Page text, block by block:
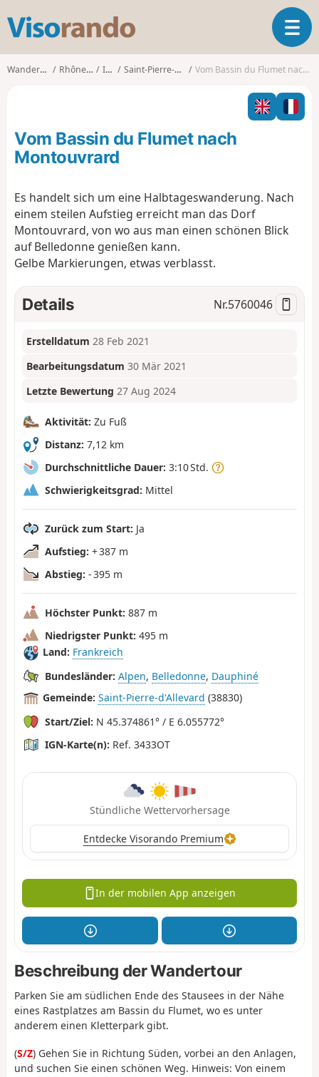
s
o
o
T
o
l
n
a
Wanderungen Rhône-Alpes Isère Saint-Pierre-d'Allevard Vom Bassin du Flumet nach Montouvrard
Vom Bassin du Flumet nach
Montouvrard
Es handelt sich um eine Halbtageswanderung. Nach
einem steilen Aufstieg erreicht man das Dorf
Montouvrard, von wo aus man einen schönen Blick
auf Belledonne genießen kann.
Gelbe Markierungen, etwas verblasst.
Details Nr.5760046
Erstelldatum 28 Feb 2021
Bearbeitungsdatum 30 Mär 2021
Letzte Bewertung 27 Aug 2024
Aktivität: Zu Fuß
Distanz: 7,12 km
Durchschnittliche Dauer: 3:10 Std.
Schwierigkeitsgrad: Mittel
Zurück zum Start: Ja
Aufstieg: + 387 m
Abstieg: - 395 m
Höchster Punkt: 887 m
Niedrigster Punkt: 495 m
Land: Frankreich
Bundesländer: Alpen, Belledonne, Dauphiné
Gemeinde: Saint-Pierre-d'Allevard (38830)
Start/Ziel: N 45.374861° / E 6.055772°
IGN-Karte(n): Ref. 3433OT
Stündliche Wettervorhersage
Entdecke Visorando Premium
In der mobilen App anzeigen
Beschreibung der Wandertour
Parken Sie am südlichen Ende des Stausees in der Nähe
eines Rastplatzes am Bassin du Flumet, wo es unter
anderem einen Kletterpark gibt.
(S/Z) Gehen Sie in Richtung Süden, vorbei an den Anlagen,
und suchen Sie einen schönen Weg. Hinweis: Von einem